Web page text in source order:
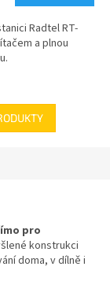
Radtel RT-
a plnou
pro
konstrukci
doma, v dílně i